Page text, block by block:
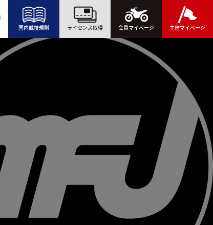
国内競技規則 ライセンス取得 会員マイページ 主催マイページ